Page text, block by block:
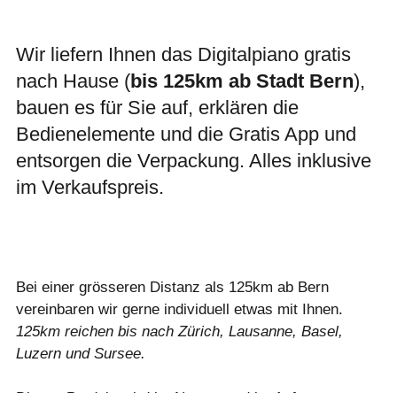
Wir liefern Ihnen das Digitalpiano gratis
nach Hause (bis 125km ab Stadt Bern),
bauen es für Sie auf, erklären die
Bedienelemente und die Gratis App und
entsorgen die Verpackung. Alles inklusive
im Verkaufspreis.
Bei einer grösseren Distanz als 125km ab Bern
vereinbaren wir gerne individuell etwas mit Ihnen.
125km reichen bis nach Zürich, Lausanne, Basel,
Luzern und Sursee.